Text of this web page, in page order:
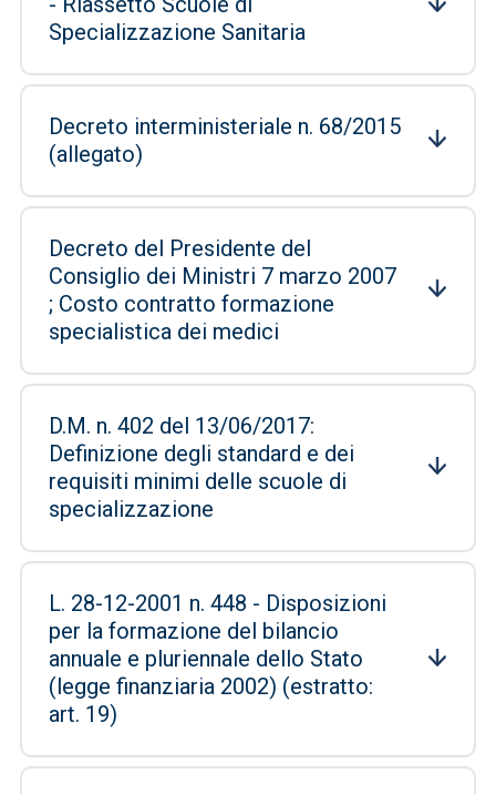
Specializzazione Sanitaria
Decreto interministeriale n. 68/2015
(allegato)
Decreto del Presidente del
Consiglio dei Ministri 7 marzo 2007
; Costo contratto formazione
specialistica dei medici
D.M. n. 402 del 13/06/2017:
Definizione degli standard e dei
requisiti minimi delle scuole di
specializzazione
L. 28-12-2001 n. 448 - Disposizioni
per la formazione del bilancio
annuale e pluriennale dello Stato
(legge finanziaria 2002) (estratto:
art. 19)